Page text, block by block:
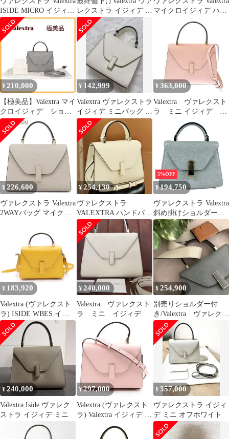
ISIDE MICRO イジィデ
マイクロ 2WAY ハンド
ショルダー バッグ
WBES0022028LOC99 黒
ブラック ブランド古着
ベクトル 中古
☆AA★▲■260712
レクストラ イジィデ マ
イクロ オイスターグレ
ー
マイクロイジィデ ハン
ドバッグ ショルダーバ
ッグ 2way 白 ホワイト
23k84-1
¥ 210,000
【極美品】Valextra マイ
クロイジィデ ショル
ダーバッグ グレー
¥ 142,999
Valextra ヴァレクストラ
イジィデ ミニバッグ ソ
フトカーフベルト
¥ 363,000
Valextra ヴァレクスト
ラ ミニ イジィデ
WBES0036028LOC99PB
¥226,600
ヴァレクストラ Valextra
2WAYバッグ マイクロ
カーフスキン ヌード ゴ
ールド金具 グレージュ
ハンドバッグ ショルダ
WBES0022028LOC99PD
【保存袋】【中古】
¥254,130
ヴァレクストラ
VALEXTRA ハンドバッ
グ レディース VX86376
マイクロ イジィデ
5%OFF
¥194,750
ヴァレクストラ Valextra
斜め掛けショルダーバ
ッグ ハンドバッグ マイ
クロ イジィデ
¥ 183,920
Valextra (ヴァレクスト
ラ) ISIDE WBES イジ
ィデ マイクロ ショルダ
ー ハンドバッグ レザー
イエロー
¥240,000
Valextra ヴァレクスト
ラ ミニ イジィデ
¥254,900
別売りショルダー付
き/Valextra ヴァレクス
トラ イジィデ ミニ ブ
ルー
¥240,000
Valextra Iside ヴァレク
ストラ イジィデ ミニ
¥297,000
Valextra (ヴァレクスト
ラ) Valextra イジィデ マ
イクロ ハンドバック
2WAY ショルダーバッ
¥357,000
ヴァレクストラ イジィ
デ ミニ オフホワイト